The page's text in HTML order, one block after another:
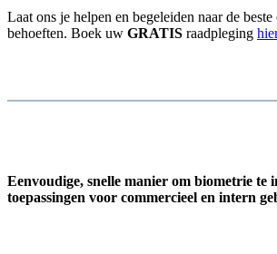
Laat ons je helpen en begeleiden naar de
behoeften. Boek uw GRATIS raadpleging hier
Eenvoudige, snelle manier om biometrie te
toepassingen voor commercieel en intern